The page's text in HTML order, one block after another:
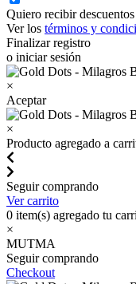
Quiero recibir
Ver los términos y
Finalizar registro
o iniciar sesión
×
Aceptar
×
Producto agregado a
Seguir comprando
Ver carrito
0 item(s) agregado tu
×
MUTMA
Seguir comprando
Checkout